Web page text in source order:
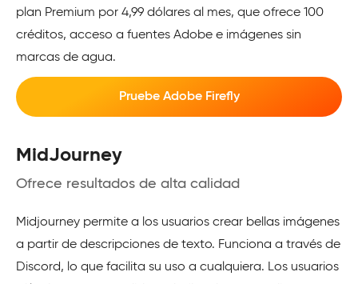
plan Premium por 4,99 dólares al mes, que ofrece 100
créditos, acceso a fuentes Adobe e imágenes sin
marcas de agua.
Pruebe Adobe Firefly
MidJourney
Ofrece resultados de alta calidad
Midjourney permite a los usuarios crear bellas imágenes
a partir de descripciones de texto. Funciona a través de
Discord, lo que facilita su uso a cualquiera. Los usuarios